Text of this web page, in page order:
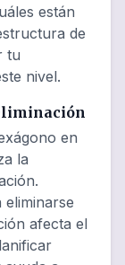
están
de
tu
nivel.
en
la
eliminarse
afecta el